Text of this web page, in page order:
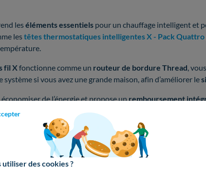
utiliser des cookies ?
leséléments essentiels pour un chauffage intelligent et
lestêtes thermostatiques intelligentes X - Pack Quattro
fil Xfonctionne comme un routeur de bordure Thread,
système si vous avez une grande maison, afin d’améliorer le
économiser de l’énergie et propose unremboursement
pas satisfait.
avec de nombreux systèmes
sans fil estcompatible
et la